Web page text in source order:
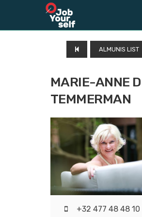
ALMUNIS LIST
MARIE-ANNE
TEMMERMAN
+32 477 48 48 10